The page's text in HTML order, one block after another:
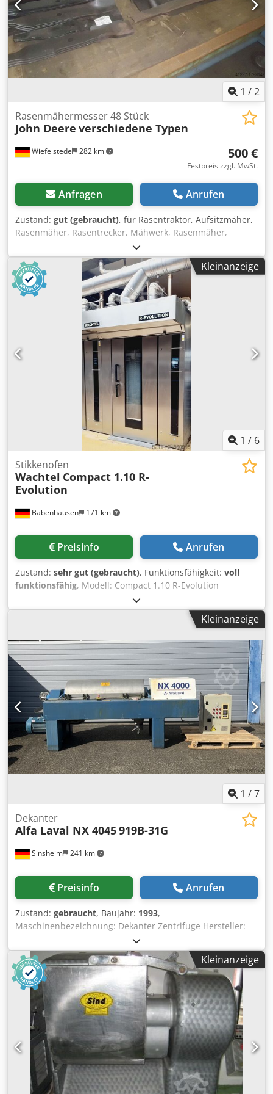
1 /2
Wiefelstede 282 km
Rasenmähermesser 48 Stück
John Deere verschiedene Typen
500 €
Festpreis zzgl. MwSt.
Anfragen Anrufen
Zustand: gut (gebraucht), für Rasentraktor, Aufsitzmäher,
Rasenmäher, Rasentrecker, Mähwerk, Rasenmäher,
Mähbalken, Scheibenmähwerk -Rasenmähermesser: 48
Stück -Typen: unterschiedlich Csdpfjb A R Uhox Ab Eeha -
Paket: komplett -Preis:komplett -Gewicht: 120 kgKleinanzeige
1 / 6
Babenhausen 171 km
Stikkenofen
Wachtel Compact 1.10 R-
Evolution
Preisinfo Anrufen
Zustand: sehr gut (gebraucht), Funktionsfähigkeit: voll
funktionsfähig, Modell: Compact 1.10 R-Evolution
Stikkenofen für 1 Wagen mit IQTouch Control Steuerung
Chjdpfxoyv Uw Ae Ab Eoa Energiesparend &
Wartungsfreundlich Rotationsofen (Wagen drehend)
Gebrauchtofen
Kleinanzeige
1 /7
Sinsheim 241 km
Dekanter
Alfa Laval NX 4045919B-31G
Preisinfo Anrufen
Zustand: gebraucht, Baujahr: 1993,
Maschinenbezeichnung: Dekanter Zentrifuge Hersteller:
Alfa Laval NX 4045 Typ: 919B-31G Baujahr: 1993 Max.
Trommeldrehzahl: 3250 1 / rpm Werkstoff: Edelstahl
Antrieb Motor: 18,5 / 21 kW Innendurchmesser Trommel:
353 / 198 Trommelinnenlänge: 1200 mm Chsdswid Nhspfx
Ab Eea Zul. Sedimentdichte: 1,2 kg / dm3 Abmessungen:
Länge 3000 x Weite 1000 x Höhe 1150 mm Leergewicht:
2500 kg Tech. Dokumentation: Ja Bemerkung:
Wirbelstrombremse Zubehör: Ein Kontrollschrank Zustand:
Gebraucht Preis: Auf Anfrage
Kleinanzeige